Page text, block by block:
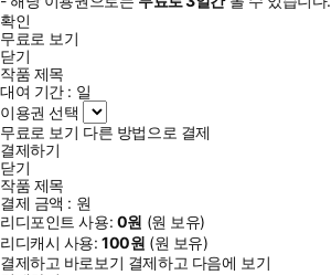
확인
무료로 보기
닫기
작품 제목
대여 기간 : 일
이용권 선택
무료로 보기 다른 방법으로 결제
결제하기
닫기
작품 제목
결제 금액 : 원
리디포인트 사용: 0원 (원 보유)
리디캐시 사용:100원 (원 보유)
결제하고 바로보기 결제하고 다음에 보기